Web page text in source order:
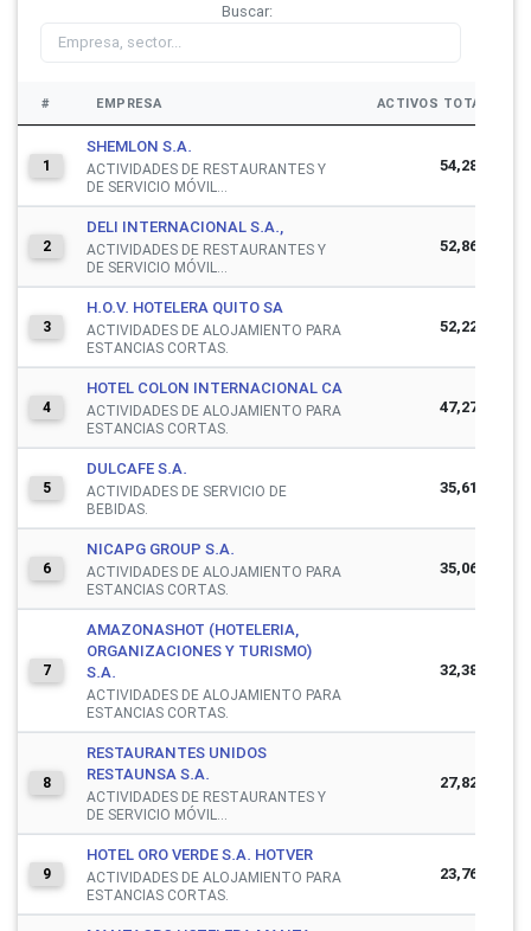
Buscar:
# EMPRESA ACTIVOS TOTALES
1
SHEMLON S.A.
ACTIVIDADES DE RESTAURANTES Y
DE SERVICIO MÓVIL...
54,281,554
2
DELI INTERNACIONAL S.A.,
ACTIVIDADES DE RESTAURANTES Y
DE SERVICIO MÓVIL...
52,869,257
3
H.O.V. HOTELERA QUITO SA
ACTIVIDADES DE ALOJAMIENTO PARA
ESTANCIAS CORTAS.
52,223,956
4
HOTEL COLON INTERNACIONAL CA
ACTIVIDADES DE ALOJAMIENTO PARA
ESTANCIAS CORTAS.
47,279,225
5
DULCAFE S.A.
ACTIVIDADES DE SERVICIO DE
BEBIDAS.
35,616,377
6
NICAPG GROUP S.A.
ACTIVIDADES DE ALOJAMIENTO PARA
ESTANCIAS CORTAS.
35,064,274
7
AMAZONASHOT (HOTELERIA,
ORGANIZACIONES Y TURISMO)
S.A.
ACTIVIDADES DE ALOJAMIENTO PARA
ESTANCIAS CORTAS.
32,380,656
8
RESTAURANTES UNIDOS
RESTAUNSA S.A.
ACTIVIDADES DE RESTAURANTES Y
DE SERVICIO MÓVIL...
27,826,064
9
HOTEL ORO VERDE S.A. HOTVER
ACTIVIDADES DE ALOJAMIENTO PARA
ESTANCIAS CORTAS.
23,761,789